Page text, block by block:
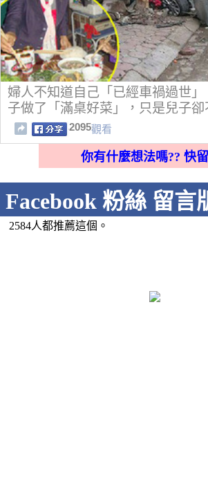
婦人不知道自己「已經車禍過世
子做了「滿桌好菜」，只是兒子
2095觀看
你有什麼想法嗎?? 快
Facebook 粉絲 留言
2584人都推薦這個。